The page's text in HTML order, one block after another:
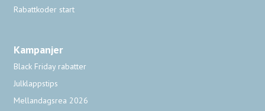
Rabattkoder start
Kampanjer
Black Friday rabatter
Julklappstips
Mellandagsrea 2026